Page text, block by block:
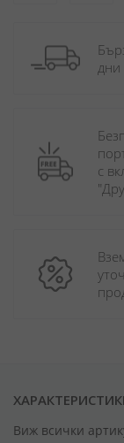
дни
с
Виж всички